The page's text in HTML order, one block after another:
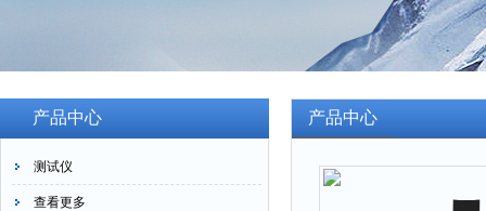
产品中心
测试仪
查看更多
产品中心